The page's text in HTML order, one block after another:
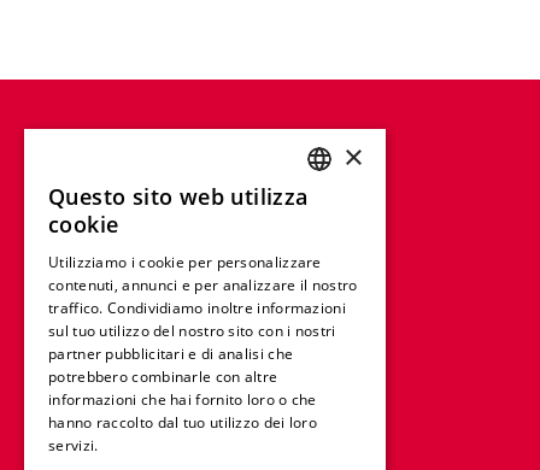
GERMAN
ITALIAN
DUTCH
×
Questo sito web utilizza
cookie
Utilizziamo i cookie per personalizzare
contenuti, annunci e per analizzare il nostro
traffico. Condividiamo inoltre informazioni
sul tuo utilizzo del nostro sito con i nostri
partner pubblicitari e di analisi che
potrebbero combinarle con altre
informazioni che hai fornito loro o che
hanno raccolto dal tuo utilizzo dei loro
servizi.